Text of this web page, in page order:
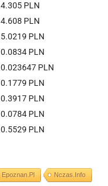
4.305 PLN
4.608 PLN
5.0219 PLN
0.0834 PLN
0.023647 PLN
0.1779 PLN
0.3917 PLN
0.0784 PLN
0.5529 PLN
Epoznan.pl Nczas.info